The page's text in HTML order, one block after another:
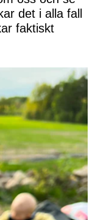
det i alla fall
faktiskt